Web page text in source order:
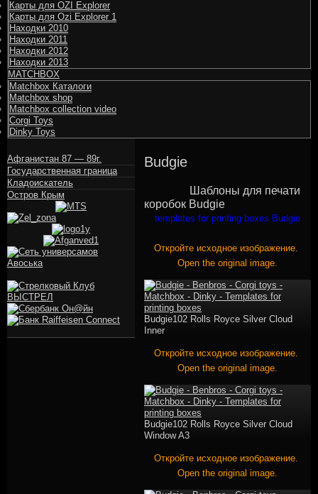
Карты для OZI Explorer
Карты для Ozi Explorer 1
Находки 2010
Находки 2011
Находки 2012
Находки 2013
MATCHBOX
Matchbox Каталоги
Matchbox shop
Matchbox collection video
Corgi Toys
Dinky Toys
Budgie
Шаблоны для печати
коробок Budgie
templates for printing boxes Budgie
Откройте исходное изображение.
Open the original image.
Budgie102 Rolls Royce Silver Cloud
Inner
Откройте исходное изображение.
Open the original image.
Budgie102 Rolls Royce Silver Cloud
Window A3
Откройте исходное изображение.
Open the original image.
Афганистан 87 — 89г.
Государственная граница
Кладоискатель
Остров Крым